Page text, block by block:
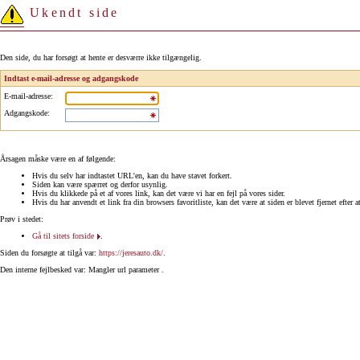
Ukendt side
Den side, du har forsøgt at hente er desværre ikke tilgængelig.
Indtast e-mail-adresse og adgangskode
E-mail-adresse:
Adgangskode:
Årsagen måske være en af følgende:
Hvis du selv har indtastet URL'en, kan du have stavet forkert.
Siden kan være spærret og derfor usynlig.
Hvis du klikkede på et af vores link, kan det være vi har en fejl på vores sider.
Hvis du har anvendt et link fra din browsers favoritliste, kan det være at siden er blevet fjernet efter
Prøv i stedet:
Gå til sitets forside
Siden du forsøgte at tilgå var: https://jeresauto.dk/
Den interne fejlbesked var: Mangler url parameter .